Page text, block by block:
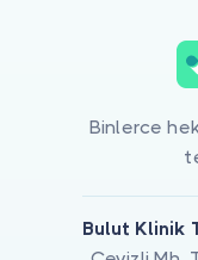
Binlerce
Bulut Klinik